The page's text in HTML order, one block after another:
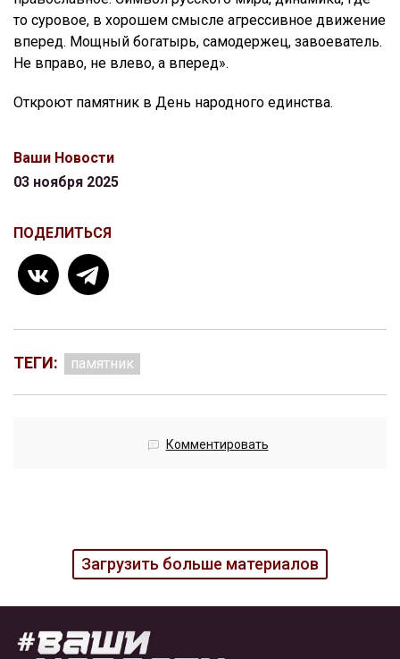
то суровое, в хорошем смысле агрессивное движение
вперед. Мощный богатырь, самодержец, завоеватель.
Не вправо, не влево, а вперед».
Откроют памятник в День народного единства.
Ваши Новости
03 ноября 2025
ПОДЕЛИТЬСЯ
ТЕГИ: памятник
Комментировать
Загрузить больше материалов